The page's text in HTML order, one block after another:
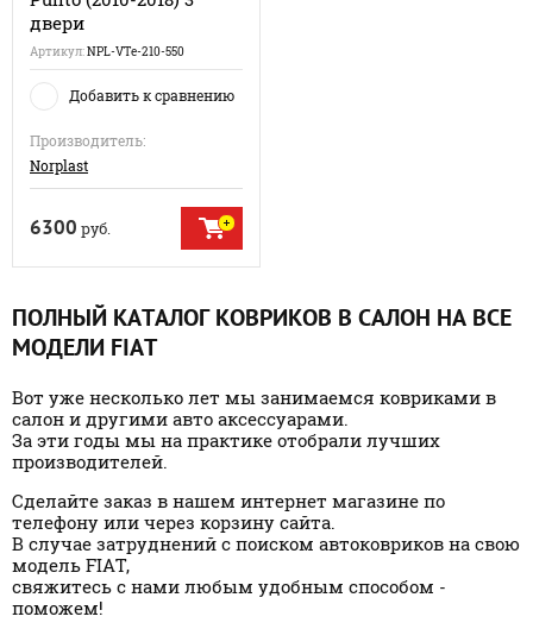
двери
Артикул:NPL-VTe-210-550
Добавить к сравнению
Производитель:
Norplast
6300 руб.
ПОЛНЫЙ КАТАЛОГ КОВРИКОВ В САЛОН НА ВСЕ
МОДЕЛИ FIAT
Вот уже несколько лет мы занимаемся ковриками в
салон и другими авто аксессуарами.
За эти годы мы на практике отобрали лучших
производителей.
Сделайте заказ в нашем интернет магазине по
телефону или через корзину сайта.
В случае затруднений с поиском автоковриков на свою
модель FIAT,
свяжитесь с нами любым удобным способом -
поможем!